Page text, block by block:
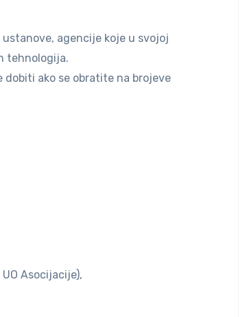
agencije koje u svojoj
tehnologija.
ako se obratite na brojeve
Asocijacije),